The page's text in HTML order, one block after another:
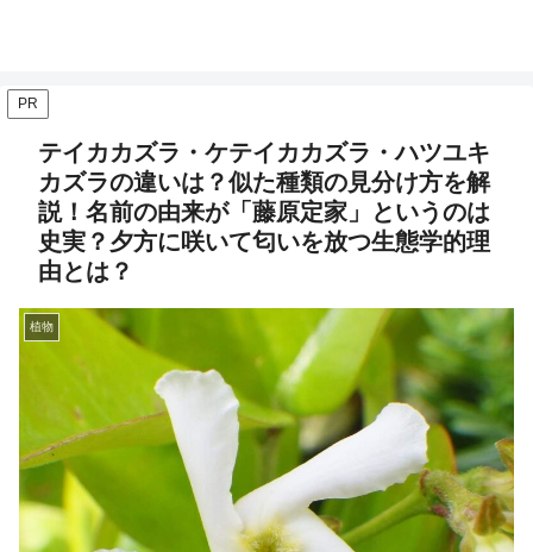
PR
テイカカズラ・ケテイカカズラ・ハツユキ
カズラの違いは？似た種類の見分け方を解
説！名前の由来が「藤原定家」というのは
史実？夕方に咲いて匂いを放つ生態学的理
由とは？
植物